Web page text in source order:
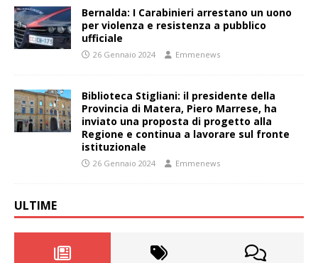
Bernalda: I Carabinieri arrestano un uono
per violenza e resistenza a pubblico
ufficiale
26 Gennaio 2024 Emmenews
Biblioteca Stigliani: il presidente della
Provincia di Matera, Piero Marrese, ha
inviato una proposta di progetto alla
Regione e continua a lavorare sul fronte
istituzionale
26 Gennaio 2024 Emmenews
ULTIME